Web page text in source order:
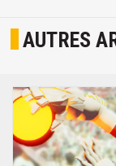
AUTRES